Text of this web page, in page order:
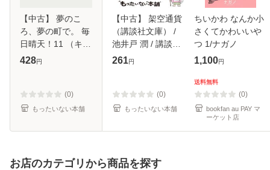
【中古】 夢のこ
ろ、夢の町で。 毎
日晴天！11 （キャ
ラ文庫） / 菅野 彰
料】
428円
(0)
もったいない本舗
【中古】 架空通貨
（講談社文庫） /
池井戸 潤 / 講談社
[文庫]【メール便送
261円
(0)
もったいない本舗
ちいかわ なんか小
さくてかわいいや
つ 1/ナガノ
1,100円
送料無料
(0)
bookfan au PAY マ
ーケット店
お店のカテゴリから商品を探す